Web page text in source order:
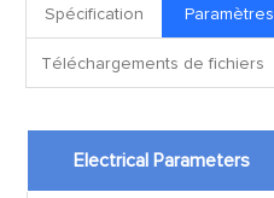
Spécification Paramètres
Téléchargements de fichiers
Electrical Parameters